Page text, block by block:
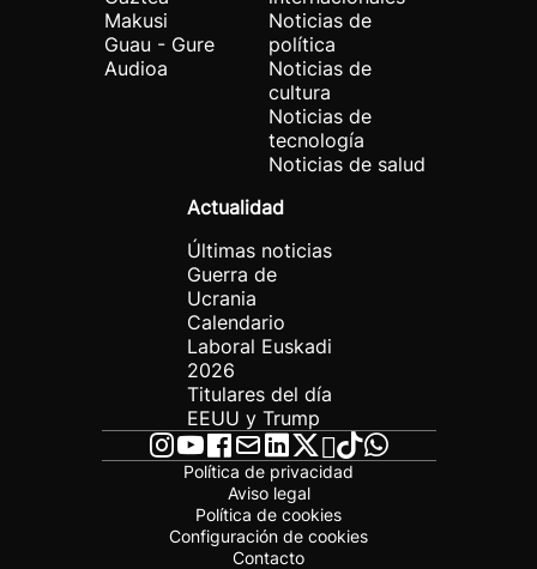
Makusi
Guau - Gure
Audioa
Noticias de
política
Noticias de
cultura
Noticias de
tecnología
Noticias de salud
Actualidad
Últimas noticias
Guerra de
Ucrania
Calendario
Laboral Euskadi
2026
Titulares del día
EEUU y Trump
Política de privacidad
Aviso legal
Política de cookies
Configuración de cookies
Contacto